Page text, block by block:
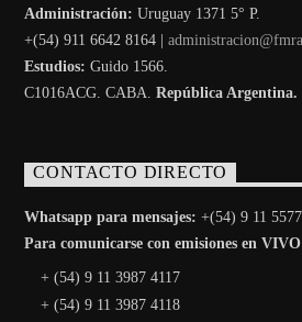
Administración: Uruguay 1371 5° P.
+(54) 911 6642 8164 |
Estudios: Guido 1566.
C1016ACG . CABA.República Argentina.
CONTACTO DIRECTO
Whatsapp para mensajes: +(54) 9 11
Para comunicarse con emisiones en
+ (54) 9 11 3987 4117
+ (54) 9 11 3987 4118